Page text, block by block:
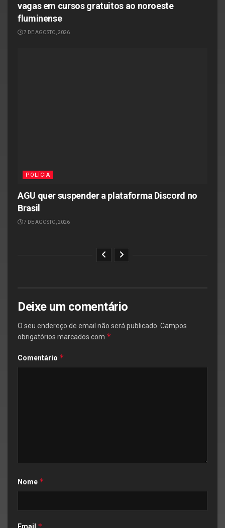
vagas em cursos gratuitos ao noroeste
fluminense
7 DE AGOSTO, 2026
POLÍCIA
AGU quer suspender a plataforma Discord no
Brasil
7 DE AGOSTO, 2026
Deixe um comentário
O seu endereço de email não será publicado. Campos
obrigatórios marcados com *
Comentário *
Nome *
Email *